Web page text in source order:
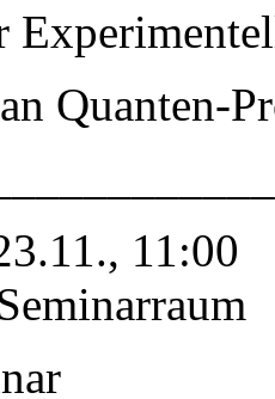
Quanten-
11:00